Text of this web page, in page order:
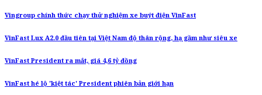
Vingroup chính thức chạy thử nghiệm xe buýt điện VinFast
VinFast Lux A2.0 đầu tiên tại Việt Nam độ thân rộng, hạ gầm như siêu xe
VinFast President ra mắt, giá 4,6 tỷ đồng
VinFast hé lộ 'kiệt tác' President phiên bản giới hạn